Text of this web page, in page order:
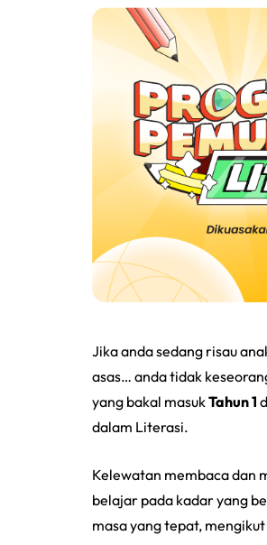
Jika anda sedang risau
asas… anda tidak
yang bakal masukTahun 1
dalam Literasi.
Kelewatan membaca dan
belajar pada kadar yang
masa yang tepat,